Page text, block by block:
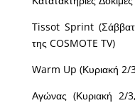
Tissot Sprint
της COSMOTE TV)
Warm Up (Κυριακή 2/
Αγώνας (Κυριακή 2/